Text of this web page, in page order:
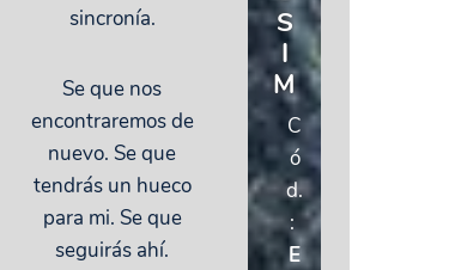
sincronía.
Se que nos
encontraremos de
nuevo. Se que
tendrás un hueco
para mi. Se que
seguirás ahí.
S
I
M
C
ó
d.
:
E